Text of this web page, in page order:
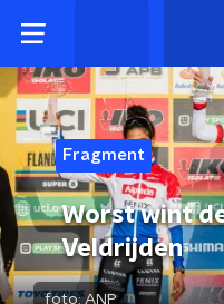
Fragment
Worst wint
Veldrijden
foto:ANP